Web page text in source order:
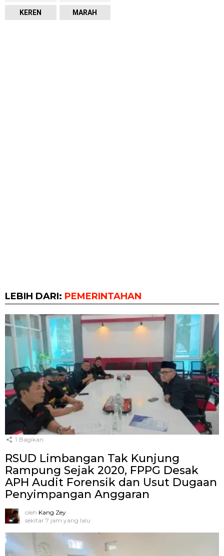
KEREN MARAH
LEBIH DARI: PEMERINTAHAN
1 Bagikan
RSUD Limbangan Tak Kunjung
Rampung Sejak 2020, FPPG Desak
APH Audit Forensik dan Usut Dugaan
Penyimpangan Anggaran
oleh Kang Zey
sekitar 7 jam yang lalu